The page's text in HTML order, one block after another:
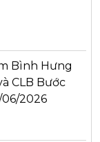
Bình Hưng
CLB Bước
2026